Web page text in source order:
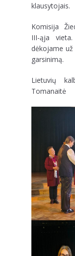
klausytojais.
Komisija
III-ąja
dėkojame
garsinimą.
Lietuvių
Tomanaitė